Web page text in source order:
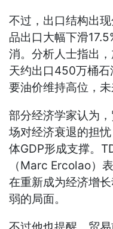
不过，出口结构出
品出口大幅下滑
消。分析人士指出
天约出口450万桶石
要油价维持高位，
部分经济学家认为
场对经济衰退的担
体GDP形成支撑。
（Marc Ercolao）
在重新成为经济增
弱的局面。